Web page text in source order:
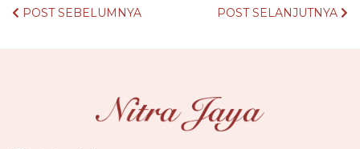
POST SEBELUMNYA POST SELANJUTNYA